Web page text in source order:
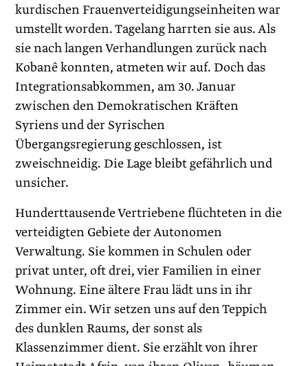
kurdischen Frauenverteidigungseinheiten war
umstellt worden. Tagelang harrten sie aus. Als
sie nach langen Verhandlungen zurück nach
Kobanê konnten, atmeten wir auf. Doch das
Integrationsabkommen, am 30. Januar
zwischen den Demokratischen Kräften
Syriens und der Syrischen
Übergangsregierung geschlossen, ist
zweischneidig. Die Lage bleibt gefährlich und
unsicher.
Hunderttausende Vertriebene flüchteten in die
verteidigten Gebiete der Autonomen
Verwaltung. Sie kommen in Schulen oder
privat unter, oft drei, vier Familien in einer
Wohnung. Eine ältere Frau lädt uns in ihr
Zimmer ein. Wir setzen uns auf den Teppich
des dunklen Raums, der sonst als
Klassenzimmer dient. Sie erzählt von ihrer